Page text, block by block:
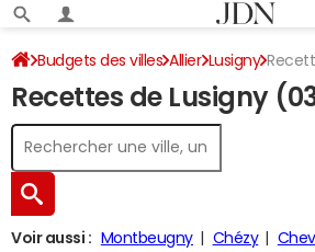
Budgets des villes Allier Lusigny
Recettes de Lusigny
Voir aussi : Montbeugny Chézy